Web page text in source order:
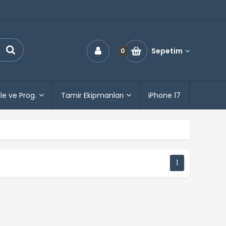
0 Sepetim
ve Prog. Tamir Ekipmanları iPhone 17
1